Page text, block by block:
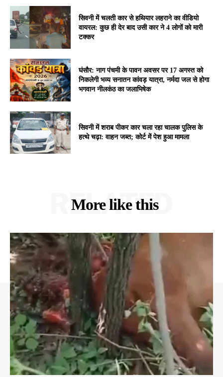
सिवनी में चलती कार से हथियार लहराने का वीडियो
वायरल: कुछ ही देर बाद उसी कार ने 4 लोगों को मारी
टक्कर
घंसौर: नाग पंचमी के पावन अवसर पर 17 अगस्त को
निकलेगी भव्य सनातन कांवड़ यात्रा, नर्मदा जल से होगा
भगवान नीलकंठ का जलाभिषेक
सिवनी में शराब पीकर कार चला रहा चालक पुलिस के
हत्थे चढ़ा: वाहन जब्त; कोर्ट में पेश हुआ मामला
More like this
RELATED